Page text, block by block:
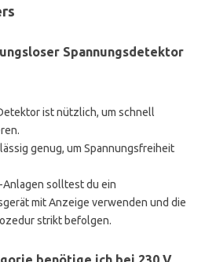
Spannungsdetektor
ist nützlich, um schnell
genug, um Spannungsfreiheit
Anlagen solltest du ein
mit Anzeige verwenden und die
strikt befolgen.